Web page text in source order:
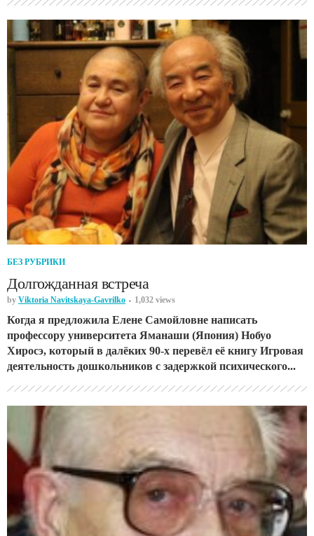
БЕЗ РУБРИКИ
Долгожданная встреча
by Viktoria Navitskaya-Gavrilko 1,032 views
Когда я предложила Елене Самойловне написать
профессору университета Яманаши (Япония) Нобуо
Хиросэ, который в далёких 90-х перевёл её книгу Игровая
деятельность дошкольников с задержкой психического...